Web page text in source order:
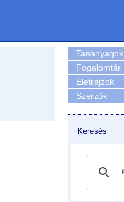
Tananyagok
Fogalomtár
Életrajzok
Szerzők
Keresés